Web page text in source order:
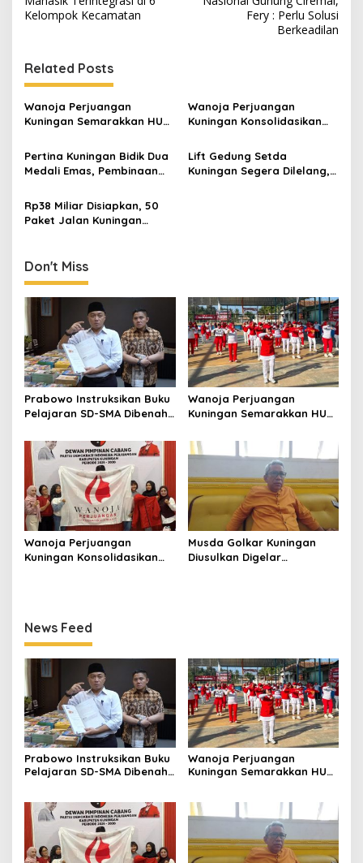
Kelompok Kecamatan
Fery : Perlu Solusi
Berkeadilan
Related Posts
Wanoja Perjuangan
Kuningan Semarakkan HUT
Perempuan Harus Sehat
dan Berdaya
Wanoja Perjuangan
Kuningan Konsolidasikan
Kegiatan Positif Generasi
Muda
Pertina Kuningan Bidik Dua
Medali Emas, Pembinaan
2030
Lift Gedung Setda
Kuningan Segera Dilelang,
Rp38 Miliar Disiapkan, 50
Paket Jalan Kuningan
Don't Miss
Prabowo Instruksikan Buku
Pelajaran SD-SMA Dibenahi,
sebagai Referensi
Wanoja Perjuangan
Kuningan Semarakkan HUT
Perempuan Harus Sehat
dan Berdaya
Wanoja Perjuangan
Kuningan Konsolidasikan
Musda Golkar Kuningan
Diusulkan Digelar
News Feed
Prabowo Instruksikan Buku
Pelajaran SD-SMA Dibenahi,
Wanoja Perjuangan
Kuningan Semarakkan HUT
dan Berdaya